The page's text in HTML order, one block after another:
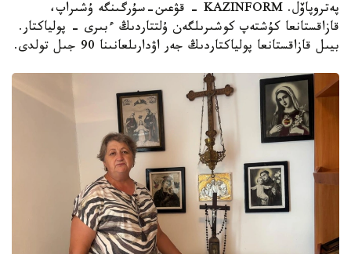
پەتروپاۆل. KAZINFORM - قۋعىن-سۇرگىنگە ۇشىراپ،
قازاقستانعا كۇشتەپ كوشىرىلگەن ۇلتتاردىڭ ءبىرى - پولياكتار.
بيىل قازاقستانعا پولياكتاردىڭ جەر اۋدارىلعانىنا 90 جىل تولدى.